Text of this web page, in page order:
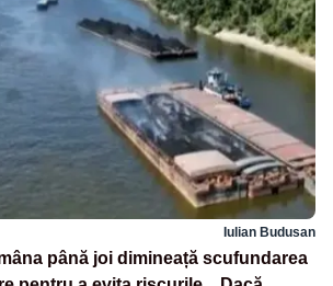
Iulian Budusan
până joi dimineață scufundarea